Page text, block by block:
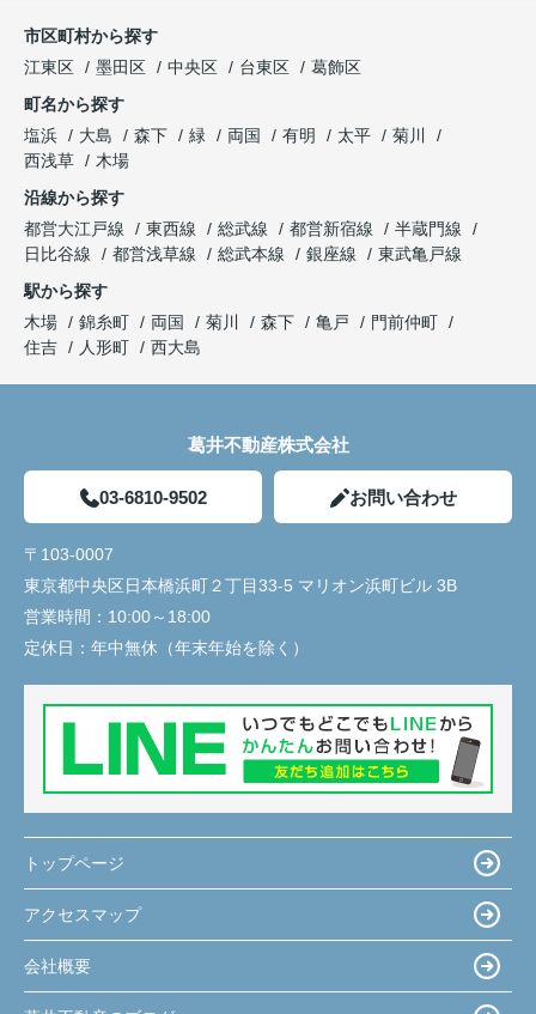
市区町村から探す
江東区
墨田区 中央区 台東区
葛飾区
町名から探す
塩浜
大島 森下 緑 両国 有明 太平
菊川
西浅草
木場
沿線から探す
都営大江戸線
東西線 総武線 都営新宿線
半蔵門線
日比谷線
都営浅草線 総武本線 銀座線
東武亀戸線
駅から探す
木場
錦糸町 両国 菊川 森下 亀戸
門前仲町
住吉
人形町 西大島
葛井不動産株式会社
03-6810-9502 お問い合わせ
〒103-0007
東京都中央区日本橋浜町２丁目33-5 マリオン浜町ビル 3B
営業時間： 10:00～18:00
定休日： 年中無休（年末年始を除く）
トップページ
アクセスマップ
会社概要